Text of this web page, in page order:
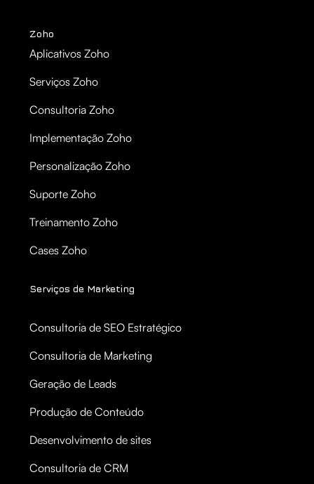
Zoho
Aplicativos Zoho
Serviços Zoho
Consultoria Zoho
Implementação Zoho
Personalização Zoho
Suporte Zoho
Treinamento Zoho
Cases Zoho
Serviços de Marketing
Consultoria de SEO Estratégico
Consultoria de Marketing
Geração de Leads
Produção de Conteúdo
Desenvolvimento de sites
Consultoria de CRM